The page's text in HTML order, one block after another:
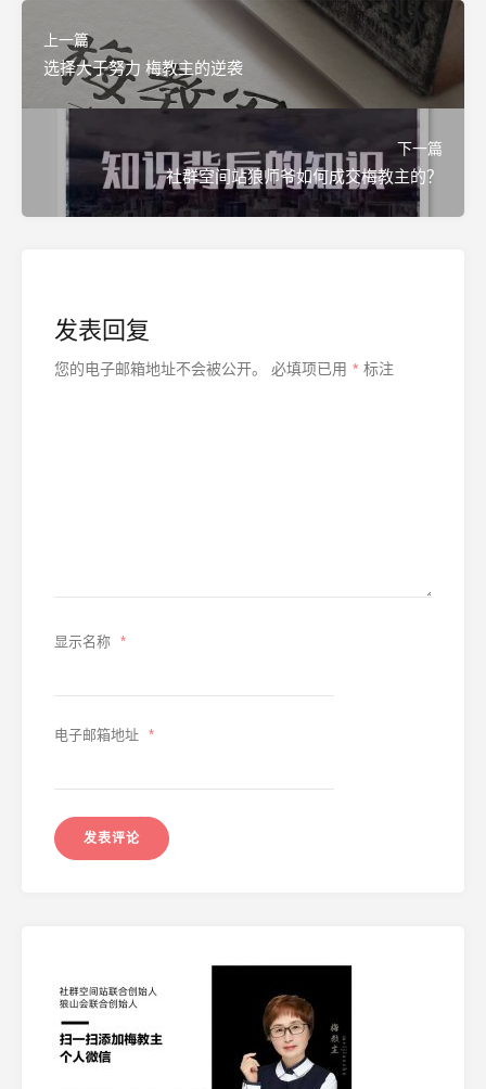
上一篇
选择大于努力 梅教主的逆袭
下一篇
社群空间站狼师爷如何成交梅教主的？
发表回复
您的电子邮箱地址不会被公开。 必填项已用 * 标注
显示名称 *
电子邮箱地址 *